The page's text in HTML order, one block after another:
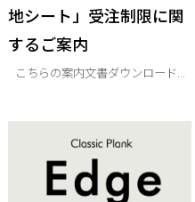
地シート」受注制限に関
するご案内
こちらの案内文書ダウンロード...